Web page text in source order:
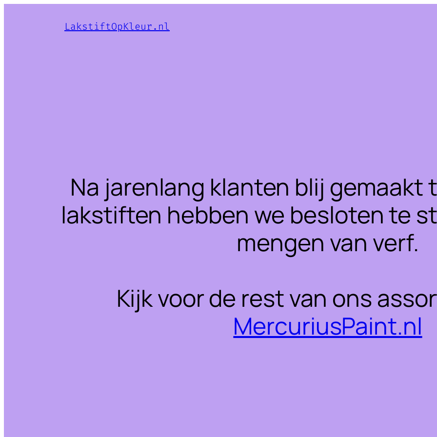
LakstiftOpKleur.nl
Na jarenlang klanten blij gemaakt
lakstiften hebben we besloten te
mengen van verf.
Kijk voor de rest van ons
MercuriusPaint.nl